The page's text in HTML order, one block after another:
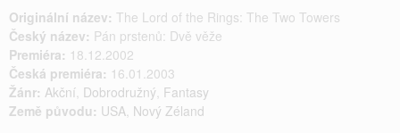
Originální název: The Lord of the Rings: The Two Towers
Český název: Pán prstenů: Dvě věže
Premiéra: 18.12.2002
Česká premiéra: 16.01.2003
Žánr: Akční, Dobrodružný, Fantasy
Země původu: USA, Nový Zéland